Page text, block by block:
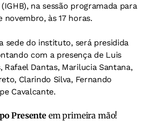
na sessão programada para
novembro, às 17 horas.
sede do instituto, será presidida
com a presença de Luis
Rafael Dantas, Marilucia Santana,
Clarindo Silva, Fernando
Cavalcante.
Presente em primeira mão!